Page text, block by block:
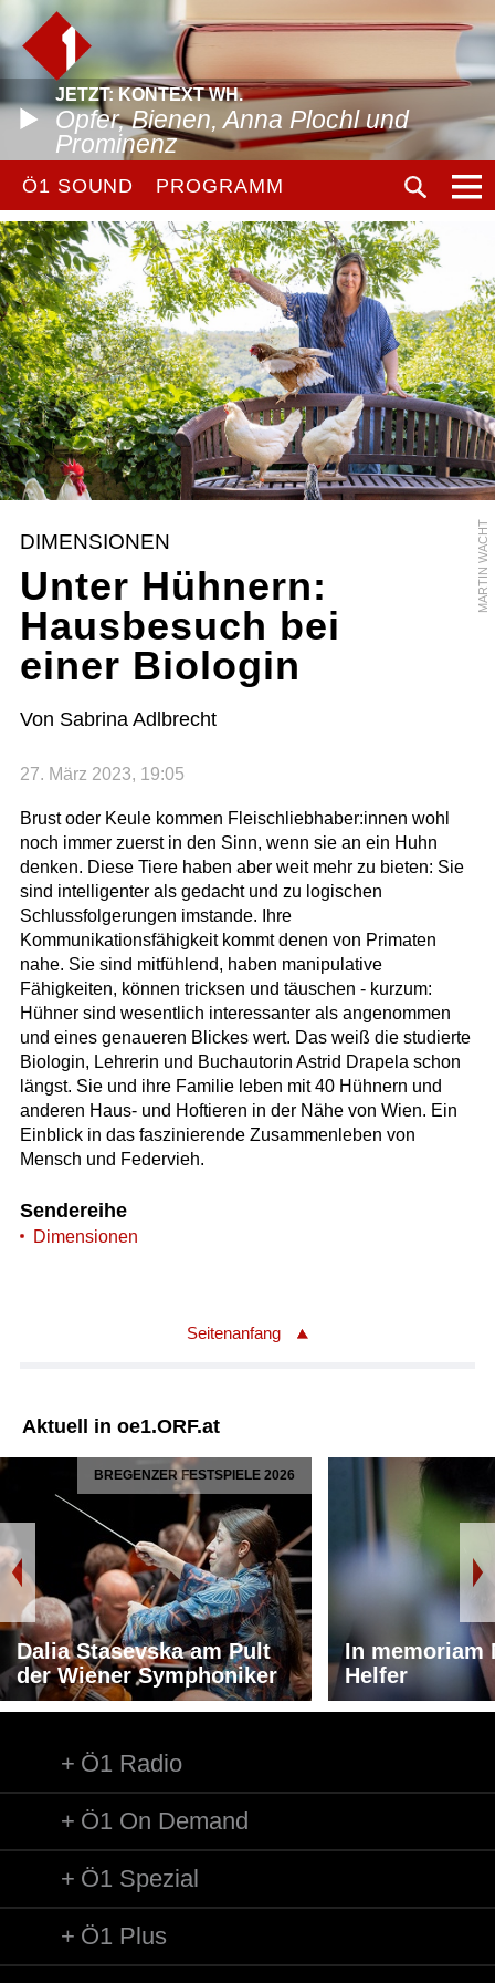
JETZT: KONTEXT WH.
Opfer, Bienen, Anna Plochl und
Prominenz
Ö1 SOUND PROGRAMM
MARTIN WACHT
DIMENSIONEN
Unter Hühnern:
Hausbesuch bei
einer Biologin
Von Sabrina Adlbrecht
27. März 2023, 19:05
Brust oder Keule kommen Fleischliebhaber:innen wohl
noch immer zuerst in den Sinn, wenn sie an ein Huhn
denken. Diese Tiere haben aber weit mehr zu bieten: Sie
sind intelligenter als gedacht und zu logischen
Schlussfolgerungen imstande. Ihre
Kommunikationsfähigkeit kommt denen von Primaten
nahe. Sie sind mitfühlend, haben manipulative
Fähigkeiten, können tricksen und täuschen - kurzum:
Hühner sind wesentlich interessanter als angenommen
und eines genaueren Blickes wert. Das weiß die studierte
Biologin, Lehrerin und Buchautorin Astrid Drapela schon
längst. Sie und ihre Familie leben mit 40 Hühnern und
anderen Haus- und Hoftieren in der Nähe von Wien. Ein
Einblick in das faszinierende Zusammenleben von
Mensch und Federvieh.
Sendereihe
Dimensionen
Seitenanfang
Aktuell in oe1.ORF.at
BREGENZER FESTSPIELE 2026
Dalia Stasevska am Pult
der Wiener Symphoniker
In memoriam
Helfer
Ö1 Radio
Ö1 On Demand
Ö1 Spezial
Ö1 Plus